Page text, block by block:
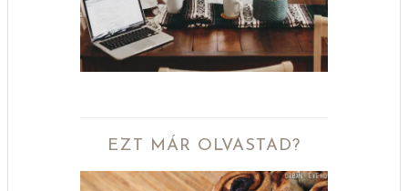
EZT MÁR OLVASTAD?